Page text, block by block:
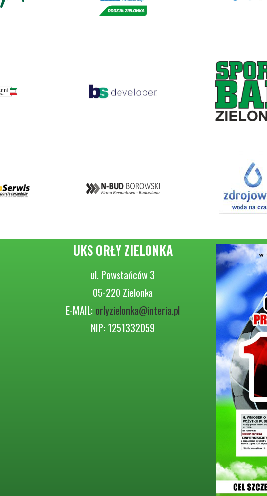
UKS ORŁY ZIELONKA
ul. Powstańców 3
05-220 Zielonka
E-MAIL: orlyzielonka@interia.pl
NIP: 1251332059